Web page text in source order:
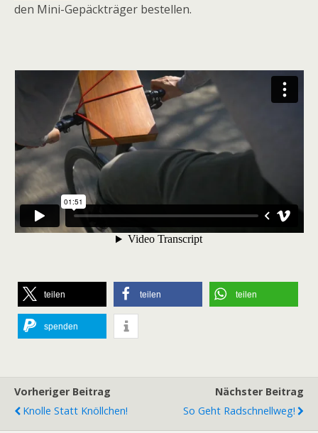
den Mini-Gepäckträger bestellen.
teilen teilen teilen
spenden
Vorheriger Beitrag
Knolle Statt Knöllchen!
Nächster Beitrag
So Geht Radschnellweg!